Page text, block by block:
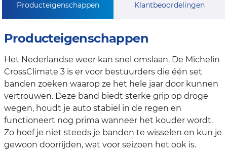
Producteigenschappen Klantbeoordelingen
Producteigenschappen
Het Nederlandse weer kan snel omslaan. De Michelin
CrossClimate 3 is er voor bestuurders die één set
banden zoeken waarop ze het hele jaar door kunnen
vertrouwen. Deze band biedt sterke grip op droge
wegen, houdt je auto stabiel in de regen en
functioneert nog prima wanneer het kouder wordt.
Zo hoef je niet steeds je banden te wisselen en kun je
gewoon doorrijden, wat voor seizoen het ook is.